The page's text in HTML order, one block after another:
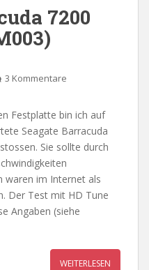
7200
3 Kommentare
Festplatte bin ich auf
Seagate Barracuda
Sie sollte durch
waren im Internet als
Der Test mit HD Tune
Angaben (siehe
WEITERLESEN